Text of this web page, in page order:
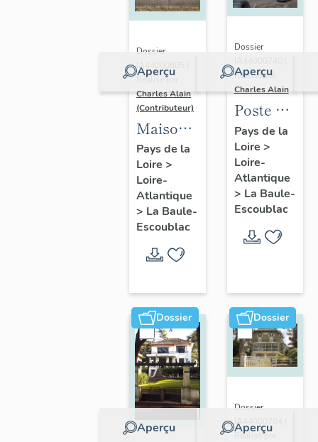
Aperçu
Dossier
IA44000805 |
Réalisé par
Charles Alain
(Contributeur)
Maison
dite villa
balnéaire
Nam Ky,
139
avenue
du
Maréchal-
Lattre-
de-
Tassigny
Pays de la
Loire >
Loire-
Atlantique
> La Baule-
Escoublac
Aperçu
Dossier
Réalisé par
Charles Alain
Poste de
la Baule-
Escoublac,
place de
la
Victoire
Pays de la
Loire >
Loire-
Atlantique
> La Baule-
Escoublac
Dossier
Aperçu
Dossier
Aperçu
Dossier
IA44000764 |
Réalisé par